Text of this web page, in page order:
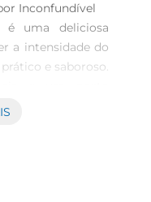
Inconfundível
é uma deliciosa
a intensidade do
e saboroso.
do café para